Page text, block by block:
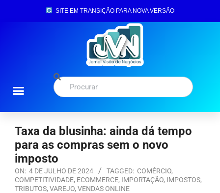
SITE EM TRANSIÇÃO PARA NOVA VERSÃO
Taxa da blusinha: ainda dá tempo
para as compras sem o novo
imposto
ON: 4 DE JULHO DE 2024 TAGGED: COMÉRCIO,
COMPETITIVIDADE, ECOMMERCE, IMPORTAÇÃO, IMPOSTOS,
TRIBUTOS, VAREJO, VENDAS ONLINE